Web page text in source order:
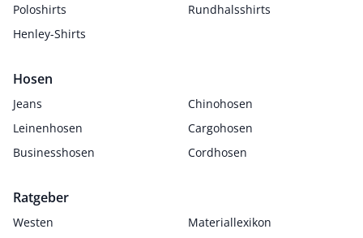
Poloshirts
Rundhalsshirts
Henley-Shirts
Hosen
Jeans
Chinohosen
Leinenhosen
Cargohosen
Businesshosen
Cordhosen
Ratgeber
Westen
Materiallexikon